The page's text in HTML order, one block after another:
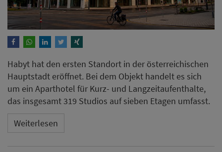
Habyt hat den ersten Standort in der österreichischen
Hauptstadt eröffnet. Bei dem Objekt handelt es sich
um ein Aparthotel für Kurz- und Langzeitaufenthalte,
das insgesamt 319 Studios auf sieben Etagen umfasst.
Weiterlesen